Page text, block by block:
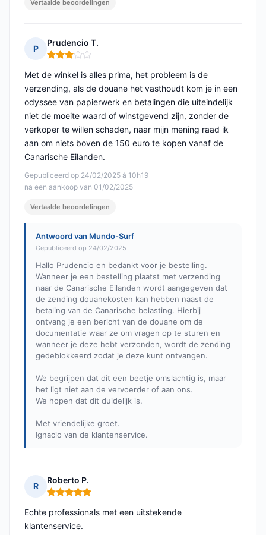
Vertaalde beoordelingen
P
Prudencio T.
Opmerking: 3 van 5
Gepubliceerd op 24/02/2025 à 10h19
na een aankoop van 01/02/2025
Met de winkel is alles prima, het probleem is de
verzending, als de douane het vasthoudt kom je in een
odyssee van papierwerk en betalingen die uiteindelijk
niet de moeite waard of winstgevend zijn, zonder de
verkoper te willen schaden, naar mijn mening raad ik
aan om niets boven de 150 euro te kopen vanaf de
Canarische Eilanden.
Vertaalde beoordelingen
Antwoord van Mundo-Surf
Gepubliceerd op 24/02/2025
Hallo Prudencio en bedankt voor je bestelling.
Wanneer je een bestelling plaatst met verzending
naar de Canarische Eilanden wordt aangegeven dat
de zending douanekosten kan hebben naast de
betaling van de Canarische belasting. Hierbij
ontvang je een bericht van de douane om de
documentatie waar ze om vragen op te sturen en
wanneer je deze hebt verzonden, wordt de zending
gedeblokkeerd zodat je deze kunt ontvangen.
We begrijpen dat dit een beetje omslachtig is, maar
het ligt niet aan de vervoerder of aan ons.
We hopen dat dit duidelijk is.
Met vriendelijke groet.
Ignacio van de klantenservice.
R
Roberto P.
Opmerking: 5 van 5
Echte professionals met een uitstekende
klantenservice.